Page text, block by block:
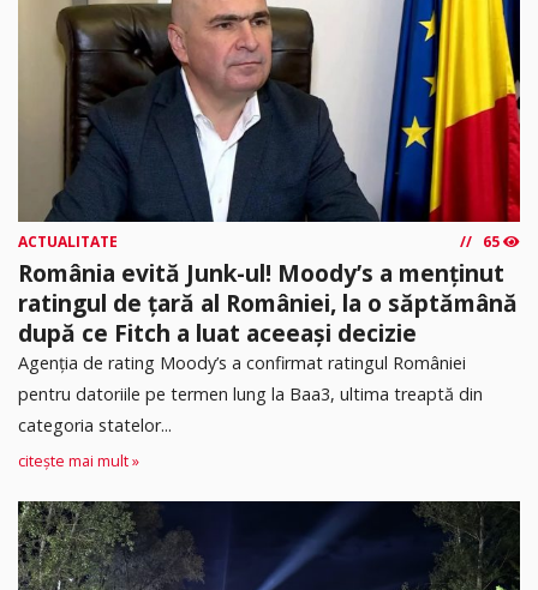
ACTUALITATE 65
România evită Junk-ul! Moody’s a menținut
ratingul de țară al României, la o săptămână
după ce Fitch a luat aceeași decizie
Agenția de rating Moody’s a confirmat ratingul României
pentru datoriile pe termen lung la Baa3, ultima treaptă din
categoria statelor...
citește mai mult »